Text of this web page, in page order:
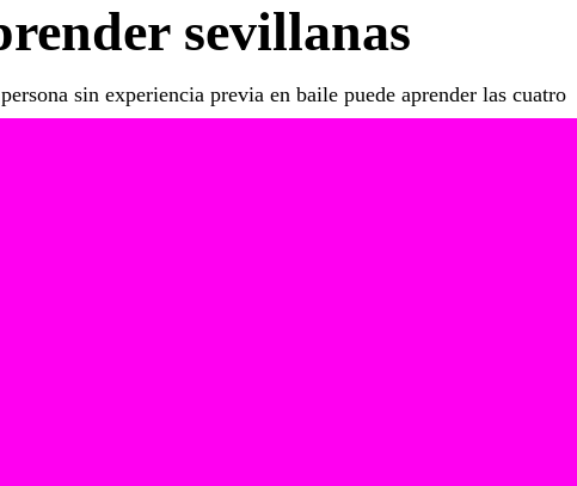
sevillanas
sin experiencia previa en baile puede aprender las cuatro
conocer. «Aprender» las sevillanas tiene muchos niveles:
en una feria y bailarlas con gracia, compás y
pronto. El segundo requiere más tiempo y práctica,
practicar un poco fuera de clase.